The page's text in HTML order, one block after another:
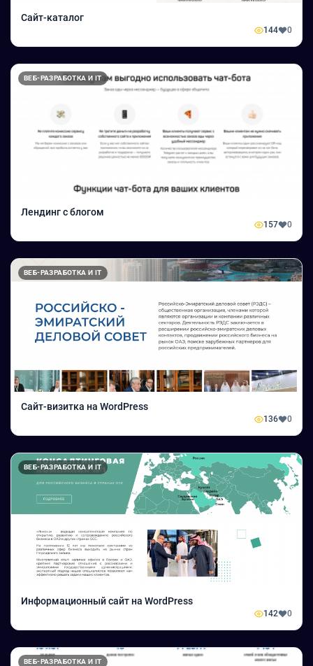
Сайт-каталог
144 0
ВЕБ-РАЗРАБОТКА И IT
Лендинг с блогом
157 0
ВЕБ-РАЗРАБОТКА И IT
Сайт-визитка на WordPress
136 0
ВЕБ-РАЗРАБОТКА И IT
Информационный сайт на WordPress
142 0
ВЕБ-РАЗРАБОТКА И IT